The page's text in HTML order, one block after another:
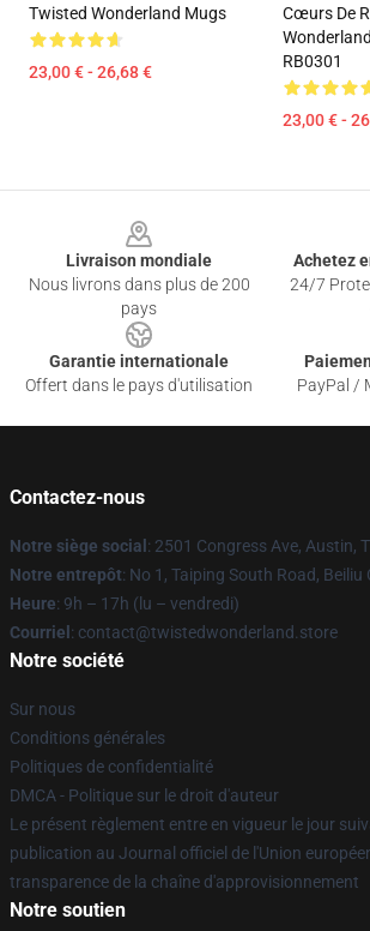
Twisted Wonderland Mugs
23,00 € - 26,68 €
Cœurs De
RB0301
23,00 € -
Livraison mondiale
Nous livrons dans plus de 200
pays
Achetez
24/7
Garantie internationale
Offert dans le pays d'utilisation
PayPal /
Contactez-nous
Notre siège social : 2501 Congress Ave, Austin,
Notre entrepôt: No 1, Taiping South Road, Beiliu
Heure: 9h – 17h (lu – vendredi)
Courriel : contact@twistedwonderland.store
Notre société
Sur nous
Conditions générales
Politiques de confidentialité
DMCA - Politique sur le droit d'auteur
Le présent règlement entre en vigueur le jour
publication au Journal officiel de l'Union
transparence de la chaîne d'approvisionnement
Notre soutien